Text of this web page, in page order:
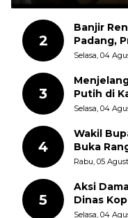
2
Banjir
Padang,
Selasa, 04
3
Putih di
Disorot
Selasa, 04
4
Wakil
Buka
Rabu, 05
5
Aksi
Dinas
dan
Selasa, 04